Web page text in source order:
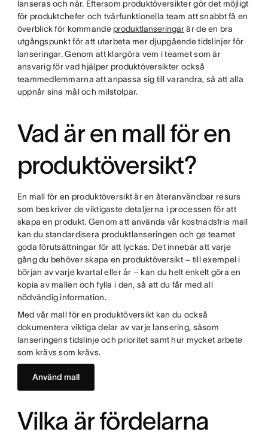
lanseras och när. Eftersom produktöversikter gör det möjligt
för produktchefer och tvärfunktionella team att snabbt få en
överblick för kommande produktlanseringarär de en bra
utgångspunkt för att utarbeta mer djupgående tidslinjer för
lanseringar. Genom att klargöra vem i teamet som är
ansvarig för vad hjälper produktöversikter också
teammedlemmarna att anpassa sig till varandra, så att alla
uppnår sina mål och milstolpar.
Vad är en mall för en
produktöversikt?
En mall för en produktöversikt är en återanvändbar resurs
som beskriver de viktigaste detaljerna i processen för att
skapa en produkt. Genom att använda vår kostnadsfria mall
kan du standardisera produktlanseringen och ge teamet
goda förutsättningar för att lyckas. Det innebär att varje
gång du behöver skapa en produktöversikt – till exempel i
början av varje kvartal eller år – kan du helt enkelt göra en
kopia av mallen och fylla i den, så att du får med all
nödvändig information.
Med vår mall för en produktöversikt kan du också
dokumentera viktiga delar av varje lansering, såsom
lanseringens tidslinje och prioritet samt hur mycket arbete
som krävs som krävs.
Använd mall
Vilka är fördelarna